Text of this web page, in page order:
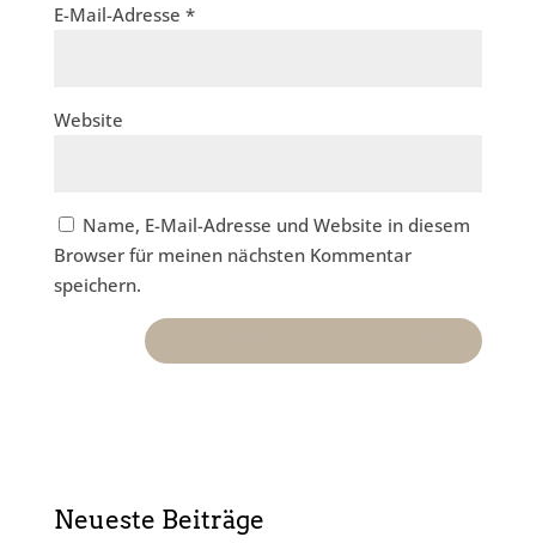
E-Mail-Adresse *
Website
Name, E-Mail-Adresse und Website in diesem
Browser für meinen nächsten Kommentar
speichern.
Neueste Beiträge